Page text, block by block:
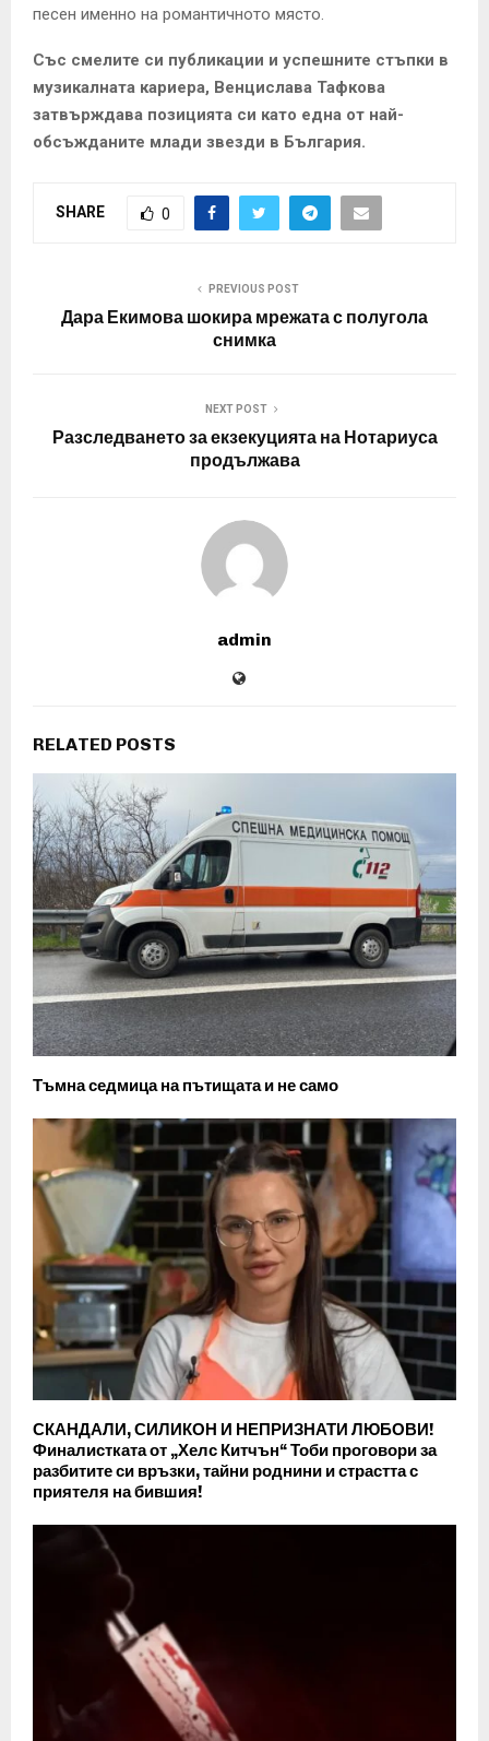
песен именно на романтичното място.
Със смелите си публикации и успешните стъпки в
музикалната кариера, Венцислава Тафкова
затвърждава позицията си като една от най-
обсъжданите млади звезди в България.
SHARE 0
PREVIOUS POST
Дара Екимова шокира мрежата с полугола
снимка
NEXT POST
Разследването за екзекуцията на Нотариуса
продължава
admin
RELATED POSTS
Тъмна седмица на пътищата и не само
СКАНДАЛИ, СИЛИКОН И НЕПРИЗНАТИ ЛЮБОВИ!
Финалистката от „Хелс Китчън“ Тоби проговори за
разбитите си връзки, тайни роднини и страстта с
приятеля на бившия!